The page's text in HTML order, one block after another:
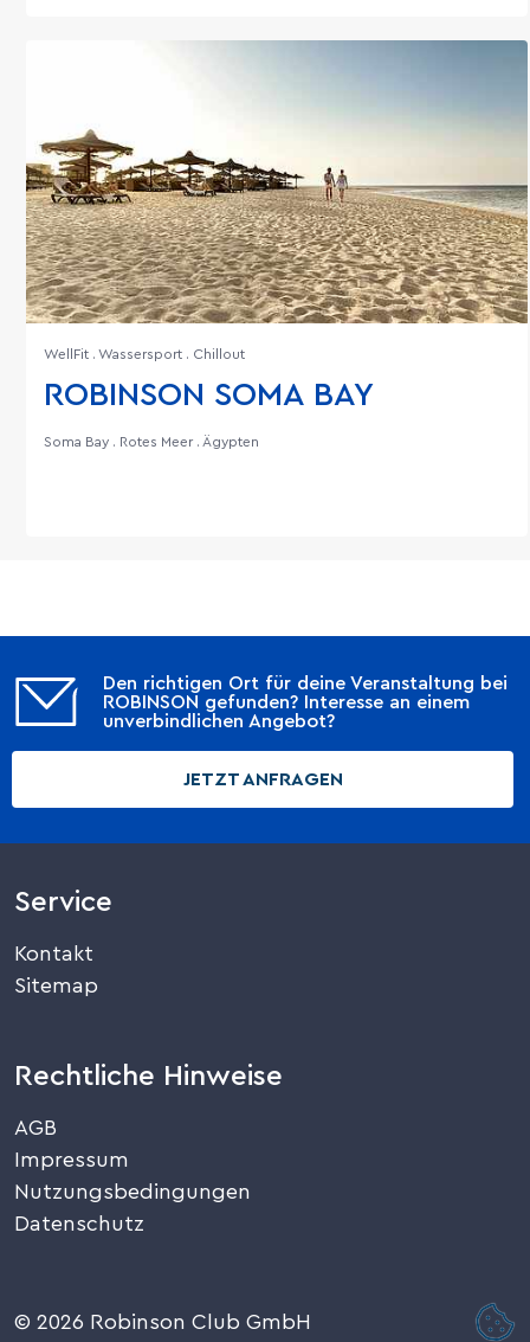
WellFit . Wassersport . Chillout
ROBINSON SOMA BAY
Soma Bay . Rotes Meer . Ägypten
Den richtigen Ort für deine Veranstaltung bei
ROBINSON gefunden? Interesse an einem
unverbindlichen Angebot?
JETZT ANFRAGEN
Service
Kontakt
Sitemap
Rechtliche Hinweise
AGB
Impressum
Nutzungsbedingungen
Datenschutz
© 2026 Robinson Club GmbH